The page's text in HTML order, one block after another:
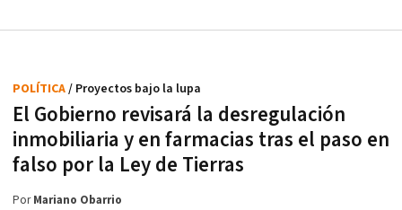
El Gobierno revisará la desregulación
inmobiliaria y en farmacias tras el paso en
falso por la Ley de Tierras
POLÍTICA/ Proyectos bajo la lupa
PorMariano Obarrio